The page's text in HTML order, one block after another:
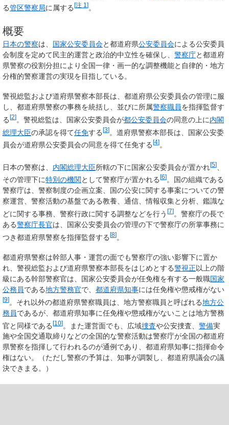
る管区警察局に属する [注 1 ] 。
概要
日本の警察は、 国家公安委員会と都道府県公安委員会による公安委員
会制度を定めて民主的運営と政治的中立性を確保し、 警察庁と都道府
県警察の役割分担により全国一律・画一的な調整機能と自律的・地方
分権的警察運営の実現を目指している。
警視総監および道府県警察本部長は、都道府県公安委員会の管理に服
し、都道府県警察の事務を統括し、並びに所属警察職員を指揮監督す
る [2] 。警視総監は、国家公安委員会が都公安委員会の同意の上に内閣
総理大臣の承認を得て任免する[3]。道府県警察本部長は、国家公安委
員会が道府県公安委員会の同意を得て任免する [4] 。
日本の警察は、 内閣総理大臣所轄の下に国家公安委員会が置かれ[5]
その管理下に特別の機関として警察庁が置かれる [6] 。国の組織である
警察庁は、警察制度の企画立案、国の公安に関する事案についての警
察運営、警察活動の基盤である教養、通信、情報収集と分析、鑑識な
どに関する事務、警察行政に関する調整などを行う [7]。警察庁の長で
ある警察庁長官は、国家公安委員会の管理の下で警察庁の所掌事務に
つき都道府県警察を指揮監督する[8]。
都道府県警察は幹部人事・運営の面でも警察庁の強い影響下に置か
れ、警視総監および道府県警察本部長をはじめとする警視正以上の階
級にある幹部警察官は、国家公安委員会が任免権を有する一般職国家
公務員である地方警務官で、 都道府県知事には任免権や懲戒権がない
[9]。それ以外の都道府県警察職員は、 地方警察職員 と呼ばれる地方公
務員であるが、都道府県知事に任免権や懲戒権がないことは地方警務
官と同様である[10]。また運営面でも、広域捜査や公安捜査、 警備実
施や全国交通取締りなどの全国的な警察活動は警察庁が全国の都道府
県警察を指揮して行われるのが通例であり、都道府県知事に指揮命令
権はない。（ただし警察の予算は、知事が調製し、都道府県議会の議
決できまる。）